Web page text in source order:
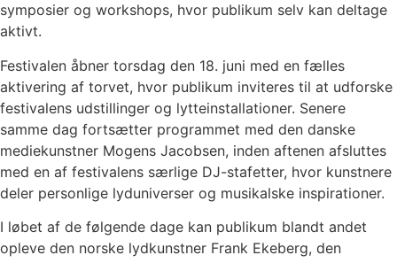
symposier og workshops, hvor publikum selv kan deltage
aktivt.
Festivalen åbner torsdag den 18. juni med en fælles
aktivering af torvet, hvor publikum inviteres til at udforske
festivalens udstillinger og lytteinstallationer. Senere
samme dag fortsætter programmet med den danske
mediekunstner Mogens Jacobsen, inden aftenen afsluttes
med en af festivalens særlige DJ-stafetter, hvor kunstnere
deler personlige lyduniverser og musikalske inspirationer.
I løbet af de følgende dage kan publikum blandt andet
opleve den norske lydkunstner Frank Ekeberg, den